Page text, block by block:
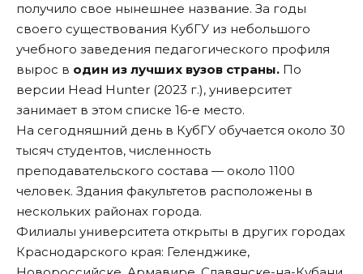
получило свое нынешнее название. За годы
своего существования КубГУ из небольшого
учебного заведения педагогического профиля
вырос в один из лучших вузов страны. По
версии Head Hunter (2023 г.), университет
занимает в этом списке 16-е место.
На сегодняшний день в КубГУ обучается около 30
тысяч студентов, численность
преподавательского состава — около 1100
человек. Здания факультетов расположены в
нескольких районах города.
Филиалы университета открыты в других городах
Краснодарского края: Геленджике,